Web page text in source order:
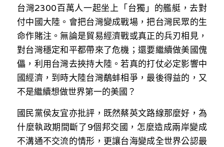
陳子遷律師專欄
羅浚軒專欄
溫志倫專欄
汪明欣專欄
張美雄專欄
莊豪鋒專欄
台灣2300百萬人一起坐上「台獨」的艦艇，去對
付中國大陸。會把台灣變成戰場，把台灣民眾的生
命作賭注。無論是貿易經濟戰或真正的兵刃相見，
對台灣穩定和平都帶來了危機；還要繼續做美國傀
儡，利用台灣去挾持大陸。若真的打仗必定影響中
國經濟，到時大陸台灣鷸蚌相爭，最後得益的，又
不是繼續想做世界第一的美國？
國民黨侯友宜亦批評，既然蔡英文路線那麼好，為
什麼執政期間斷了9個邦交國，怎麼造成兩岸變成
不溝通不交流的情形，更讓台海變成全世界公認最